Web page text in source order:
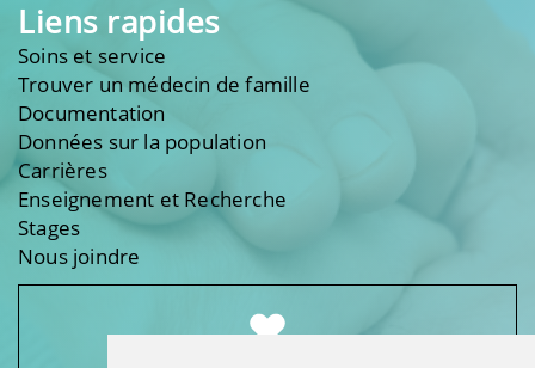
Liens rapides
Soins et service
Trouver un médecin de famille
Documentation
Données sur la population
Carrières
Enseignement et Recherche
Stages
Nous joindre